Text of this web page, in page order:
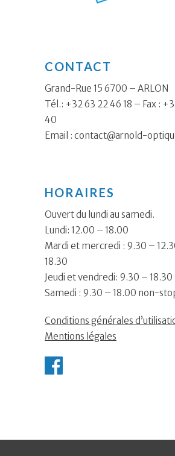
CONTACT
Grand-Rue 15 6700 – ARLON
Tél.: +32 63 22 46 18 – Fax :
40
Email : contact@arnold-
HORAIRES
Ouvert du lundi au samedi.
Lundi: 12.00 – 18.00
Mardi et mercredi : 9.30 –
18.30
Jeudi et vendredi: 9.30 –
Samedi : 9.30 – 18.00 non-
Conditions générales
Mentions légales